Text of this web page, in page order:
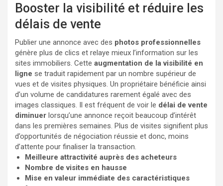
Booster la visibilité et réduire les
délais de vente
Publier une annonce avec des photos professionnelles
génère plus de clics et relaye mieux l’information sur les
sites immobiliers. Cette augmentation de la visibilité en
ligne se traduit rapidement par un nombre supérieur de
vues et de visites physiques. Un propriétaire bénéficie ainsi
d’un volume de candidatures rarement égalé avec des
images classiques. Il est fréquent de voir le délai de vente
diminuer lorsqu’une annonce reçoit beaucoup d’intérêt
dans les premières semaines. Plus de visites signifient plus
d’opportunités de négociation réussie et donc, moins
d’attente pour finaliser la transaction.
Meilleure attractivité auprès des acheteurs
Nombre de visites en hausse
Mise en valeur immédiate des caractéristiques